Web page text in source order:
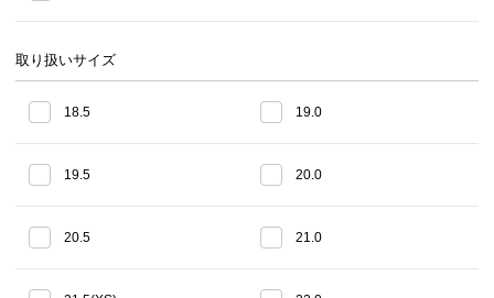
取り扱いサイズ
18.5 19.0
19.5 20.0
20.5 21.0